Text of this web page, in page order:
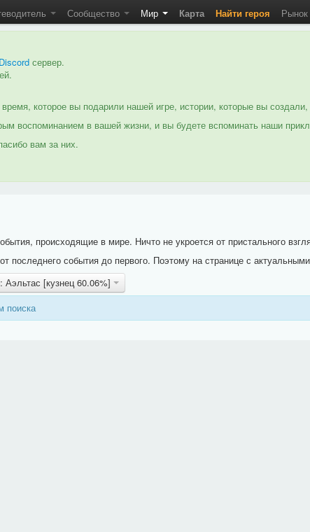
Сообщество Мир Карта Найти героя Рынок
Discord сервер.
которое вы подарили нашей игре, истории, которые вы
воспоминанием в вашей жизни, и вы будете вспоминать наши
вам за них.
происходящие в мире. Ничто не укроется от пристального
последнего события до первого. Поэтому на странице с
Аэльтас [кузнец 60.06%]
поиска